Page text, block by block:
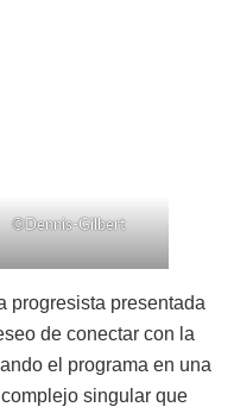
©Dennis-Gilbert
progresista presentada
de conectar con la
el programa en una
singular que